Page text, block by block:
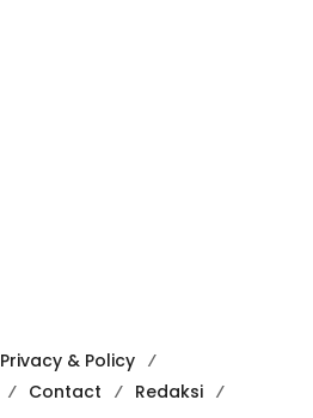
Privacy & Policy
Contact
Redaksi